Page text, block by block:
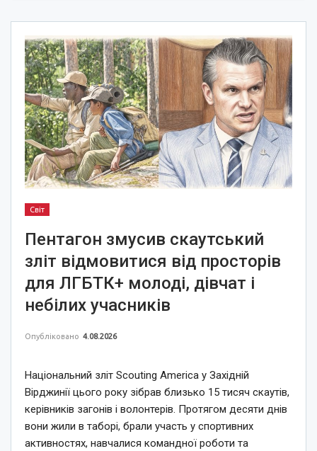
Світ
Пентагон змусив скаутський
зліт відмовитися від просторів
для ЛГБТК+ молоді, дівчат і
небілих учасників
Опубліковано 4.08.2026
Національний зліт Scouting America у Західній
Вірджинії цього року зібрав близько 15 тисяч скаутів,
керівників загонів і волонтерів. Протягом десяти днів
вони жили в таборі, брали участь у спортивних
активностях, навчалися командної роботи та